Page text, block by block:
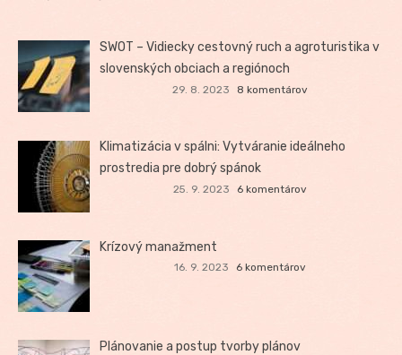
SWOT – Vidiecky cestovný ruch a agroturistika v
slovenských obciach a regiónoch
29. 8. 2023 8 komentárov
Klimatizácia v spálni: Vytváranie ideálneho
prostredia pre dobrý spánok
25. 9. 2023 6 komentárov
Krízový manažment
16. 9. 2023 6 komentárov
Plánovanie a postup tvorby plánov